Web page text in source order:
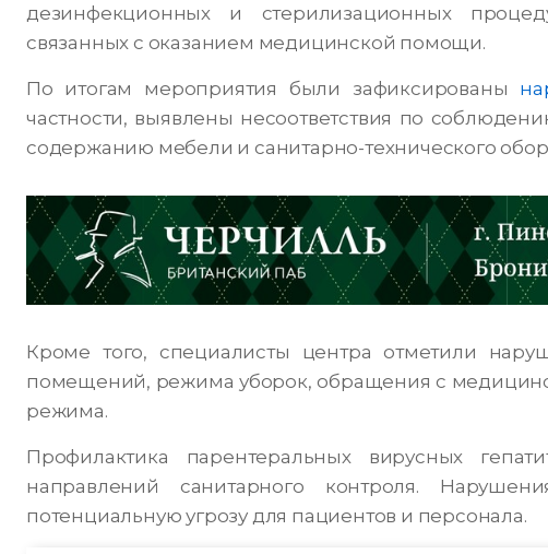
дезинфекционных и стерилизационных
связанных с оказанием медицинской помощи.
По итогам мероприятия были зафиксированы
частности, выявлены несоответствия по
содержанию мебели и санитарно-технического
Кроме того, специалисты центра отметили
помещений, режима уборок, обращения с
режима.
Профилактика парентеральных вирусных
направлений санитарного контроля.
потенциальную угрозу для пациентов и персонала.